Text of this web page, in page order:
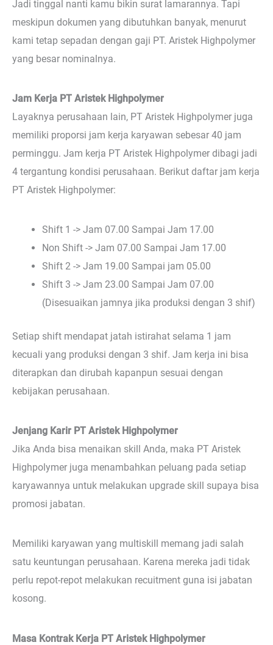
Jadi tinggal nanti kamu bikin surat lamarannya. Tapi
meskipun dokumen yang dibutuhkan banyak, menurut
kami tetap sepadan dengan gaji PT. Aristek Highpolymer
yang besar nominalnya.
Jam Kerja PT Aristek Highpolymer
Layaknya perusahaan lain, PT Aristek Highpolymer juga
memiliki proporsi jam kerja karyawan sebesar 40 jam
perminggu. Jam kerja PT Aristek Highpolymer dibagi jadi
4 tergantung kondisi perusahaan. Berikut daftar jam kerja
PT Aristek Highpolymer:
Shift 1 -> Jam 07.00 Sampai Jam 17.00
Non Shift -> Jam 07.00 Sampai Jam 17.00
Shift 2 -> Jam 19.00 Sampai jam 05.00
Shift 3 -> Jam 23.00 Sampai Jam 07.00
(Disesuaikan jamnya jika produksi dengan 3 shif)
Setiap shift mendapat jatah istirahat selama 1 jam
kecuali yang produksi dengan 3 shif. Jam kerja ini bisa
diterapkan dan dirubah kapanpun sesuai dengan
kebijakan perusahaan.
Jenjang Karir PT Aristek Highpolymer
Jika Anda bisa menaikan skill Anda, maka PT Aristek
Highpolymer juga menambahkan peluang pada setiap
karyawannya untuk melakukan upgrade skill supaya bisa
promosi jabatan.
Memiliki karyawan yang multiskill memang jadi salah
satu keuntungan perusahaan. Karena mereka jadi tidak
perlu repot-repot melakukan recuitment guna isi jabatan
kosong.
Masa Kontrak Kerja PT Aristek Highpolymer